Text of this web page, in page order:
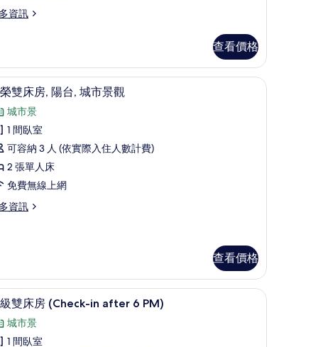
資訊
查看價格
尊榮雙床房, 陽台, 城市景觀 | 迷你吧、客房內
5 雙床房, 陽台, 城市景觀
城市景
1 間臥室
可容納 3 人 (依實際入住人數計費)
2 張單人床
免費無線上網
資訊
查看價格
、客房內保險箱、書桌、隔音 迷你吧、客房內保險箱、書桌、隔音
5 雙床房 (Check-in after 6 PM)
城市景
1 間臥室